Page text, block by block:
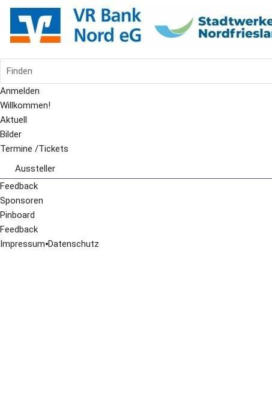
Finden
Anmelden
Willkommen!
Aktuell
Bilder
Termine /Tickets
Aussteller
Schulzentrum
Halle 1
Halle 2
Feedback
Sponsoren
Pinboard
Feedback
Impressum⦁Datenschutz